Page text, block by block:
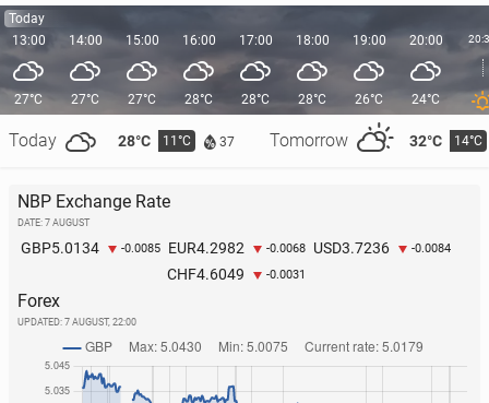
Today
13:00
27°C
Today 28°C 11°C 37 Tomorrow 32°C 14°C
14:00
27°C
15:00
27°C
16:00
28°C
17:00
28°C
18:00
28°C
19:00
26°C
20:00
24°C
NBP Exchange Rate
DATE: 7 AUGUST
GBP5.0134 -0.0085 EUR4.2982 -0.0068 USD3.7236 -0.0084
CHF4.6049 -0.0031
Forex
UPDATED: 7 AUGUST, 22:00